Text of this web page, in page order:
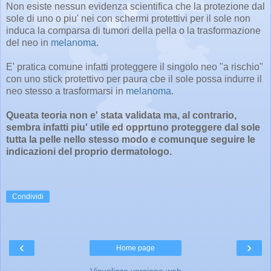
Non esiste nessun evidenza scientifica che la protezione dal
sole di uno o piu' nei con schermi protettivi per il sole non
induca la comparsa di tumori della pella o la trasformazione
del neo in melanoma.
E' pratica comune infatti proteggere il singolo neo "a rischio"
con uno stick protettivo per paura cbe il sole possa indurre il
neo stesso a trasformarsi in melanoma.
Queata teoria non e' stata validata ma, al contrario,
sembra infatti piu' utile ed opprtuno proteggere dal sole
tutta la pelle nello stesso modo e comunque seguire le
indicazioni del proprio dermatologo.
Condividi
‹ ›
Home page